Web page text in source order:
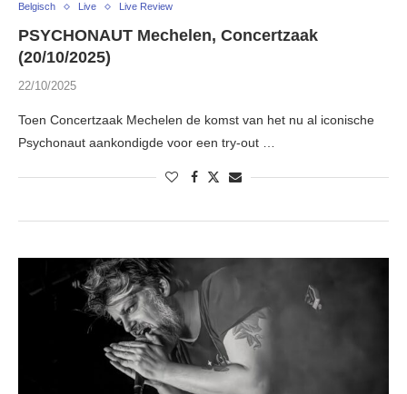
Belgisch Live Live Review
PSYCHONAUT Mechelen, Concertzaak
(20/10/2025)
22/10/2025
Toen Concertzaak Mechelen de komst van het nu al iconische
Psychonaut aankondigde voor een try-out …